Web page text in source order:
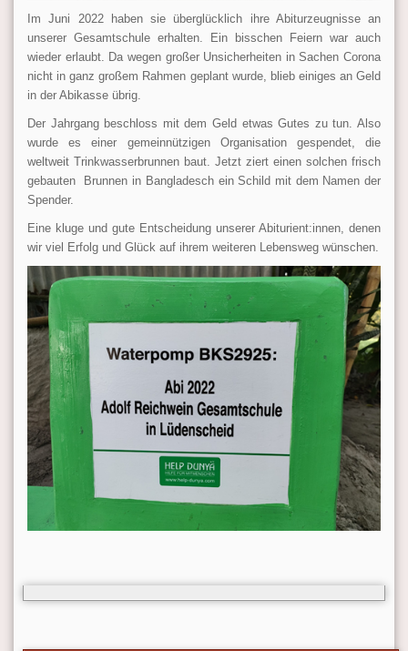
Im Juni 2022 haben sie überglücklich ihre Abiturzeugnisse an
unserer Gesamtschule erhalten. Ein bisschen Feiern war auch
wieder erlaubt. Da wegen großer Unsicherheiten in Sachen Corona
nicht in ganz großem Rahmen geplant wurde, blieb einiges an Geld
in der Abikasse übrig.
Der Jahrgang beschloss mit dem Geld etwas Gutes zu tun. Also
wurde es einer gemeinnützigen Organisation gespendet, die
weltweit Trinkwasserbrunnen baut. Jetzt ziert einen solchen frisch
gebauten Brunnen in Bangladesch ein Schild mit dem Namen der
Spender.
Eine kluge und gute Entscheidung unserer Abiturient:innen, denen
wir viel Erfolg und Glück auf ihrem weiteren Lebensweg wünschen.